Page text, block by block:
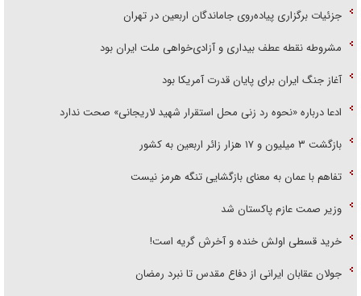
جزئیات برگزاری پیاده‌روی جاماندگان اربعین در تهران
مشروطه نقطه عطف بیداری و آزادی‌خواهی ملت ایران بود
آغاز جنگ ایران برای پایان قدرت آمریکا بود
ادعا درباره «نحوه رد زنی محل استقرار شهید لاریجانی» صحت ندارد
بازگشت ۳ میلیون و ۱۷ هزار زائر اربعین به کشور
تفاهم با عمان به معنای بازگشایی تنگه هرمز نیست
وزیر صمت عازم پاکستان شد
خرید قسطی اولش خنده و آخرش گریه است!
جولان عقابان ایرانی از دفاع مقدس تا نبرد رمضان